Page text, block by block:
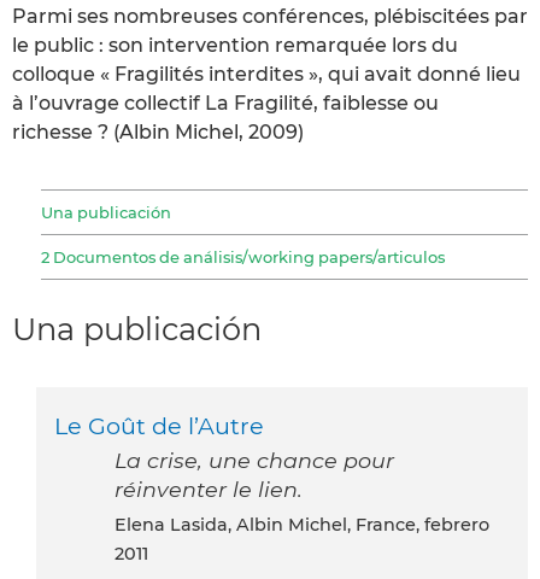
Parmi ses nombreuses conférences, plébiscitées par
le public : son intervention remarquée lors du
colloque « Fragilités interdites », qui avait donné lieu
à l’ouvrage collectif La Fragilité, faiblesse ou
richesse ? (Albin Michel, 2009)
Una publicación
2 Documentos de análisis/working papers/articulos
Una publicación
Le Goût de l’Autre
La crise, une chance pour
réinventer le lien.
Elena Lasida, Albin Michel, France, febrero
2011